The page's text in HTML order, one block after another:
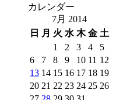
カレンダー
7月 2014
日
月 火 水 木 金 土
1 2 3 4
5
6
7 8 9 10 11 12
13 14 15 16 17 18 19
20 21 22 23 24 25 26